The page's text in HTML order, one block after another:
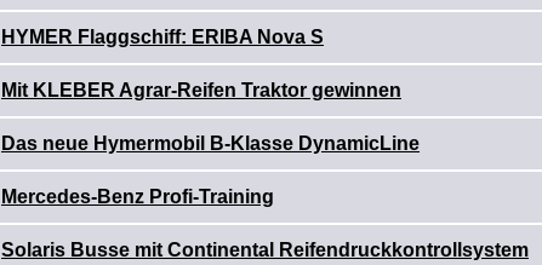
HYMER Flaggschiff: ERIBA Nova S
Mit KLEBER Agrar-Reifen Traktor gewinnen
Das neue Hymermobil B-Klasse DynamicLine
Mercedes-Benz Profi-Training
Solaris Busse mit Continental Reifendruckkontrollsystem